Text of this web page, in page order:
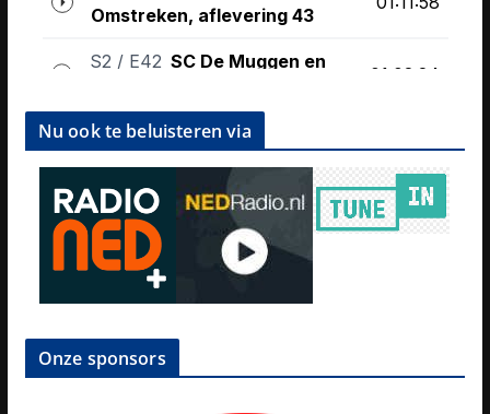
Nu ook te beluisteren via
Onze sponsors